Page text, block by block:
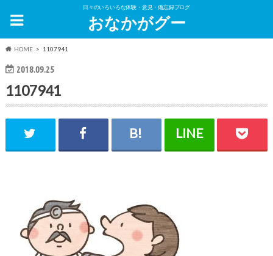
日々のいろいろな体験・意見・備忘録ブログ
おなかがグー
HOME 1107941
2018.09.25
1107941